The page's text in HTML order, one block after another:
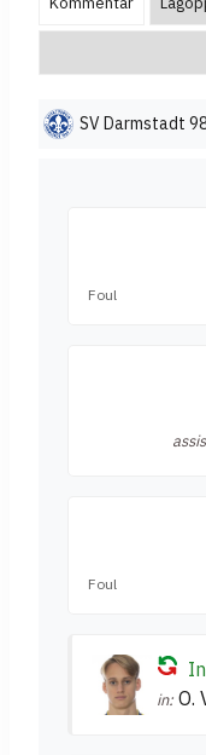
SV Darmstadt
Foul
Foul
in: O.